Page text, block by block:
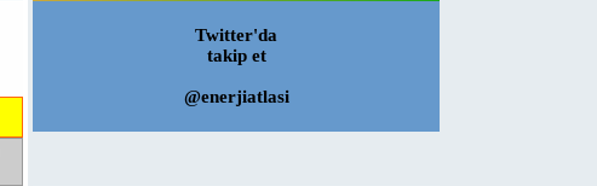
Twitter'da
takip et
@enerjiatlasi